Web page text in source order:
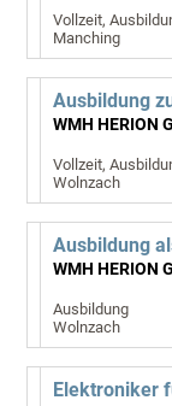
Vollzeit,
Manching
WMH HERION
Vollzeit,
Wolnzach
WMH HERION
Ausbildung
Wolnzach